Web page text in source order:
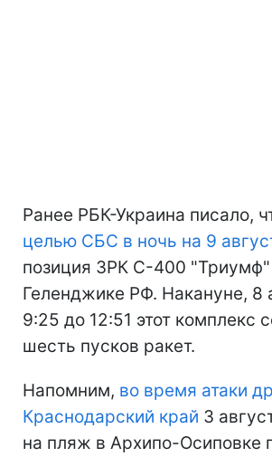
Ранее РБК-Украина писало,
целью СБС в ночь на 9
позиция ЗРК С-400 "Триумф"
Геленджике РФ. Накануне, 8
9:25 до 12:51 этот комплекс
шесть пусков ракет.
Напомним, во время атаки
Краснодарский край 3
на пляж в Архипо-Осиповке